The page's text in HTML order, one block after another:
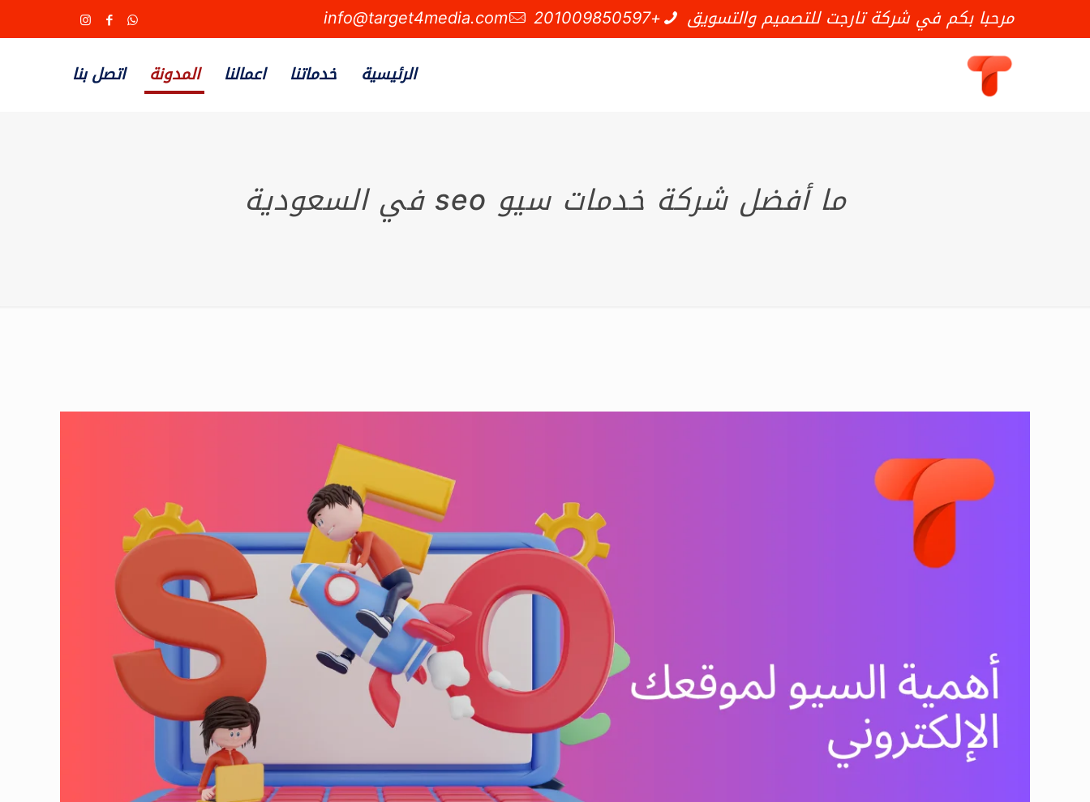
مرحبا بكم في شركة تارجت للتصميم والتسويق +201009850597
info@target4media.com
الرئيسية خدماتنا اعمالنا المدونة اتصل بنا
ما أفضل شركة خدمات سيو seo في السعودية